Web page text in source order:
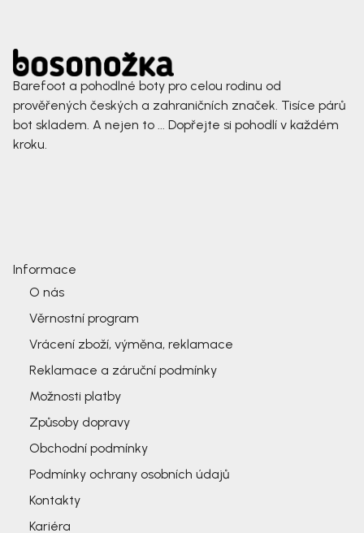
Barefoot a pohodlné boty pro celou rodinu od
prověřených českých a zahraničních značek. Tisíce párů
bot skladem. A nejen to ... Dopřejte si pohodlí v každém
kroku.
Informace
O nás
Věrnostní program
Vrácení zboží, výměna, reklamace
Reklamace a záruční podmínky
Možnosti platby
Způsoby dopravy
Obchodní podmínky
Podmínky ochrany osobních údajů
Kontakty
Kariéra